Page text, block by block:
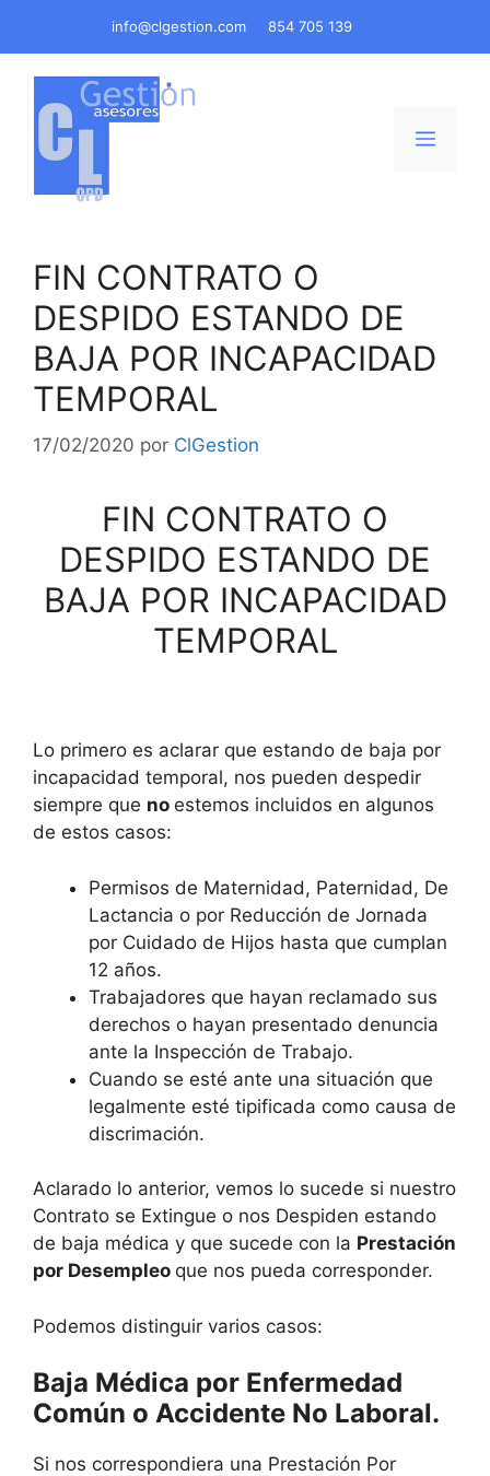
info@clgestion.com 854 705 139
Menú
FIN CONTRATO O
DESPIDO ESTANDO DE
BAJA POR INCAPACIDAD
TEMPORAL
17/02/2020 por ClGestion
FIN CONTRATO O
DESPIDO ESTANDO DE
BAJA POR INCAPACIDAD
TEMPORAL
Lo primero es aclarar que estando de baja por
incapacidad temporal, nos pueden despedir
siempre que no estemos incluidos en algunos
de estos casos:
Permisos de Maternidad, Paternidad, De
Lactancia o por Reducción de Jornada
por Cuidado de Hijos hasta que cumplan
12 años.
Trabajadores que hayan reclamado sus
derechos o hayan presentado denuncia
ante la Inspección de Trabajo.
Cuando se esté ante una situación que
legalmente esté tipificada como causa de
discrimación.
Aclarado lo anterior, vemos lo sucede si nuestro
Contrato se Extingue o nos Despiden estando
de baja médica y que sucede con la Prestación
por Desempleo que nos pueda corresponder.
Podemos distinguir varios casos:
Baja Médica por Enfermedad
Común o Accidente No Laboral.
Si nos correspondiera una Prestación Por